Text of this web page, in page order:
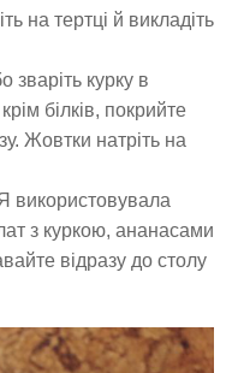
на тертці й викладіть
зваріть курку в
білків, покрийте
Жовтки натріть на
використовувала
з куркою, ананасами
відразу до столу